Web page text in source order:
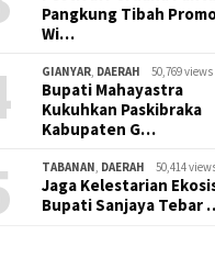
Pangkung Tibah
Wi…
GIANYAR, DAERAH 50,769 views
Bupati Mahayastra
Kukuhkan Paskibraka
Kabupaten G…
TABANAN, DAERAH 50,414
Jaga Kelestarian
Bupati Sanjaya Tebar